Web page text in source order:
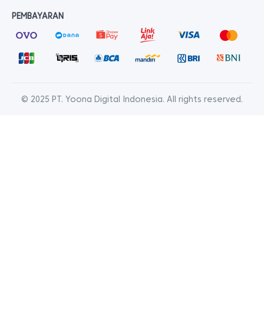
PEMBAYARAN
© 2025 PT. Yoona Digital Indonesia. All rights reserved.